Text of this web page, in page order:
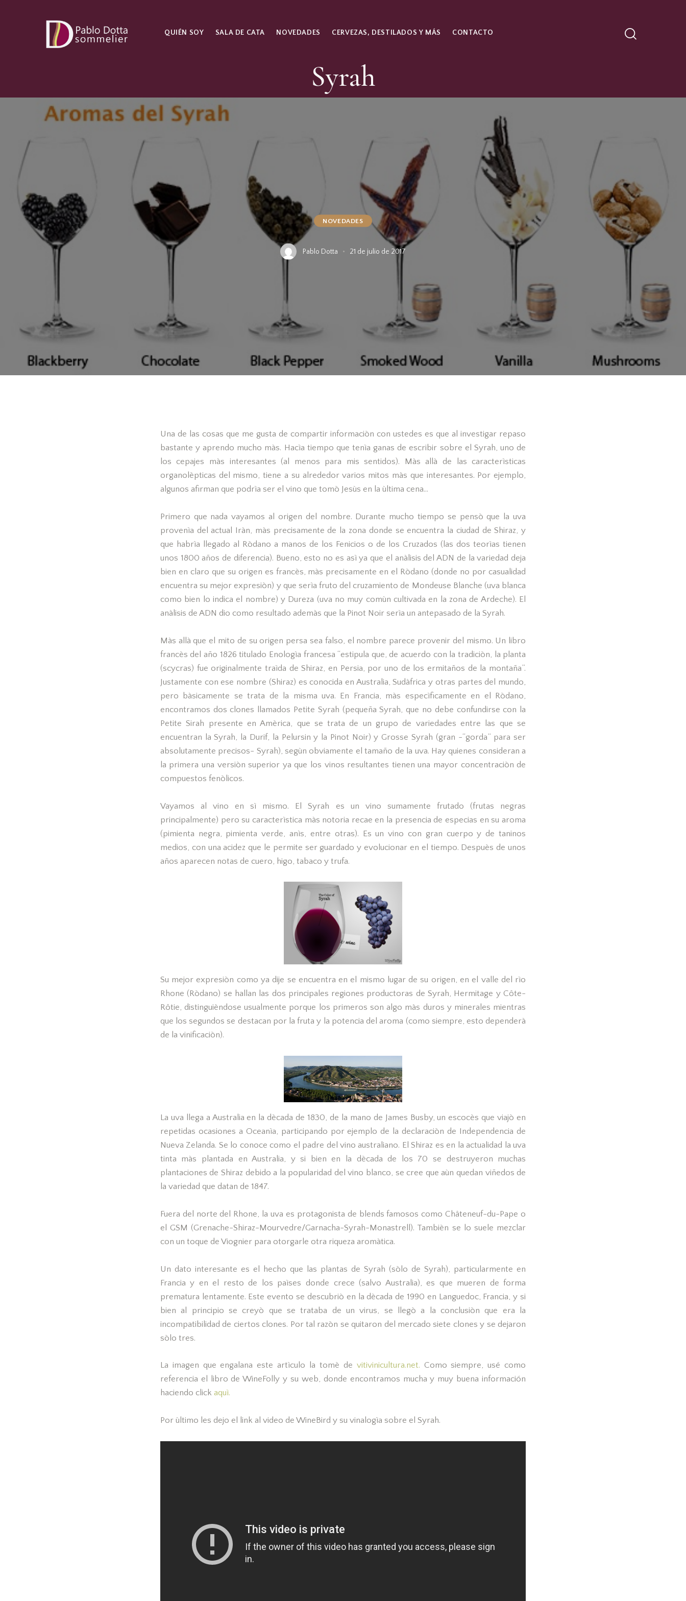
QUIÉN SOY SALA DE CATA NOVEDADES CERVEZAS, DESTILADOS Y MÁS CONTACTO
Syrah
NOVEDADES
Pablo Dotta 21 de julio de 2017
Una de las cosas que me gusta de compartir informaciòn con ustedes es que al investigar repaso
bastante y aprendo mucho màs. Hacìa tiempo que tenìa ganas de escribir sobre el Syrah, uno de
los cepajes màs interesantes (al menos para mis sentidos). Màs allà de las caracterìsticas
organolèpticas del mismo, tiene a su alrededor varios mitos màs que interesantes. Por ejemplo,
algunos afirman que podrìa ser el vino que tomò Jesùs en la ùltima cena…
Primero que nada vayamos al origen del nombre. Durante mucho tiempo se pensò que la uva
provenìa del actual Iràn, màs precisamente de la zona donde se encuentra la ciudad de Shiraz, y
que habrìa llegado al Ròdano a manos de los Fenicios o de los Cruzados (las dos teorìas tienen
unos 1800 años de diferencia). Bueno, esto no es asì ya que el anàlisis del ADN de la variedad deja
bien en claro que su origen es francès, màs precisamente en el Ròdano (donde no por casualidad
encuentra su mejor expresiòn) y que serìa fruto del cruzamiento de Mondeuse Blanche (uva blanca
como bien lo indica el nombre) y Dureza (uva no muy comùn cultivada en la zona de Ardeche). El
anàlisis de ADN dio como resultado ademàs que la Pinot Noir serìa un antepasado de la Syrah.
Màs allà que el mito de su origen persa sea falso, el nombre parece provenir del mismo. Un libro
francès del año 1826 titulado Enologìa francesa “estipula que, de acuerdo con la tradiciòn, la planta
(scycras) fue originalmente traìda de Shiraz, en Persia, por uno de los ermitaños de la montaña”.
Justamente con ese nombre (Shiraz) es conocida en Australia, Sudàfrica y otras partes del mundo,
pero bàsicamente se trata de la misma uva. En Francia, màs especìficamente en el Ròdano,
encontramos dos clones llamados Petite Syrah (pequeña Syrah, que no debe confundirse con la
Petite Sirah presente en Amèrica, que se trata de un grupo de variedades entre las que se
encuentran la Syrah, la Durif, la Pelursin y la Pinot Noir) y Grosse Syrah (gran -“gorda” para ser
absolutamente precisos- Syrah), segùn obviamente el tamaño de la uva. Hay quienes consideran a
la primera una versiòn superior ya que los vinos resultantes tienen una mayor concentraciòn de
compuestos fenòlicos.
Vayamos al vino en sì mismo. El Syrah es un vino sumamente frutado (frutas negras
principalmente) pero su caracterìstica màs notoria recae en la presencia de especias en su aroma
(pimienta negra, pimienta verde, anìs, entre otras). Es un vino con gran cuerpo y de taninos
medios, con una acidez que le permite ser guardado y evolucionar en el tiempo. Despuès de unos
años aparecen notas de cuero, higo, tabaco y trufa.
Su mejor expresiòn como ya dije se encuentra en el mismo lugar de su origen, en el valle del rìo
Rhone (Ròdano) se hallan las dos principales regiones productoras de Syrah, Hermitage y Côte-
Rôtie, distinguièndose usualmente porque los primeros son algo màs duros y minerales mientras
que los segundos se destacan por la fruta y la potencia del aroma (como siempre, esto dependerà
de la vinificaciòn).
La uva llega a Australia en la dècada de 1830, de la mano de James Busby, un escocès que viajò en
repetidas ocasiones a Oceanìa, participando por ejemplo de la declaraciòn de Independencia de
Nueva Zelanda. Se lo conoce como el padre del vino australiano. El Shiraz es en la actualidad la uva
tinta màs plantada en Australia, y si bien en la dècada de los 70 se destruyeron muchas
plantaciones de Shiraz debido a la popularidad del vino blanco, se cree que aùn quedan viñedos de
la variedad que datan de 1847.
Fuera del norte del Rhone, la uva es protagonista de blends famosos como Châteneuf-du-Pape o
el GSM (Grenache-Shiraz-Mourvedre/Garnacha-Syrah-Monastrell). Tambièn se lo suele mezclar
con un toque de Viognier para otorgarle otra riqueza aromàtica.
Un dato interesante es el hecho que las plantas de Syrah (sòlo de Syrah), particularmente en
Francia y en el resto de los paìses donde crece (salvo Australia), es que mueren de forma
prematura lentamente. Este evento se descubriò en la dècada de 1990 en Languedoc, Francia, y si
bien al principio se creyò que se trataba de un virus, se llegò a la conclusiòn que era la
incompatibilidad de ciertos clones. Por tal razòn se quitaron del mercado siete clones y se dejaron
sòlo tres.
La imagen que engalana este artìculo la tomè de vitivinicultura.net. Como siempre, usé como
referencia el libro de WineFolly y su web, donde encontramos mucha y muy buena información
haciendo click aquì.
Por ùltimo les dejo el link al video de WineBird y su vinalogìa sobre el Syrah.